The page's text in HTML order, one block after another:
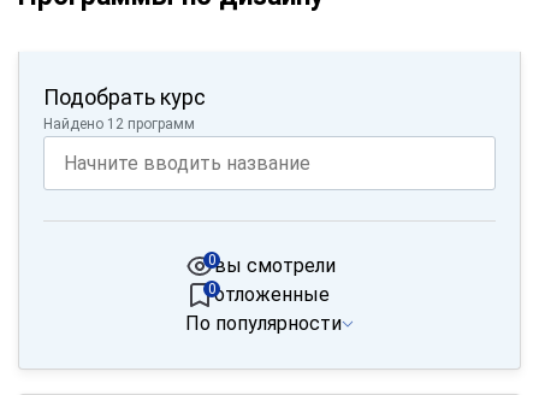
Подобрать курс
Найдено 12 программ
вы смотрели
0
отложенные
0
По популярности